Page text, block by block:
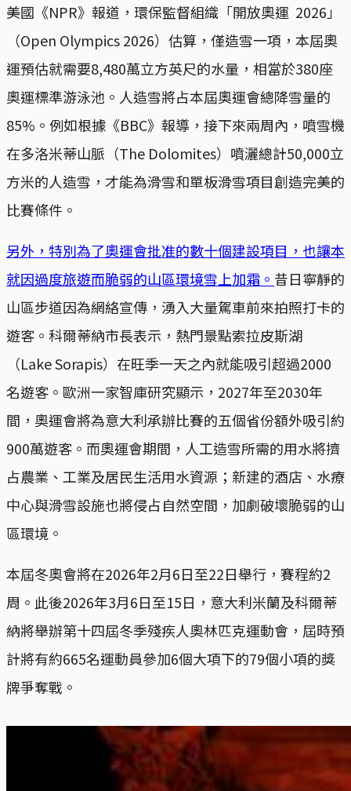
美國《NPR》報道，環保監督組織「開放奧運 2026」
（Open Olympics 2026）估算，僅造雪一項，本屆奧
運預估就需要8,480萬立方英尺的水量，相當於380座
奧運標準游泳池。人造雪將占本屆奧運會總降雪量的
85%。例如根據《BBC》報導，接下來兩周內，噴雪機
在多洛米蒂山脈（The Dolomites）噴灑總計50,000立
方米的人造雪，才能為滑雪和單板滑雪項目創造完美的
比賽條件。
另外，特別為了奧運會批准的數十個建設項目，也讓本
就因過度旅遊而脆弱的山區環境雪上加霜。 昔日寧靜的
山區步道因為網絡宣傳，湧入大量駕車前來拍照打卡的
遊客。科爾蒂納市長表示，熱門景點索拉皮斯湖
（Lake Sorapis）在旺季一天之內就能吸引超過2000
名遊客。歐洲一家智庫研究顯示，2027年至2030年
間，奧運會將為意大利承辦比賽的五個省份額外吸引約
900萬遊客。而奧運會期間，人工造雪所需的用水將擠
占農業、工業及居民生活用水資源；新建的酒店、水療
中心與滑雪設施也將侵占自然空間，加劇破壞脆弱的山
區環境。
本屆冬奧會將在2026年2月6日至22日舉行，賽程約2
周。此後2026年3月6日至15日，意大利米蘭及科爾蒂
納將舉辦第十四屆冬季殘疾人奧林匹克運動會，屆時預
計將有約665名運動員參加6個大項下的79個小項的獎
牌爭奪戰。